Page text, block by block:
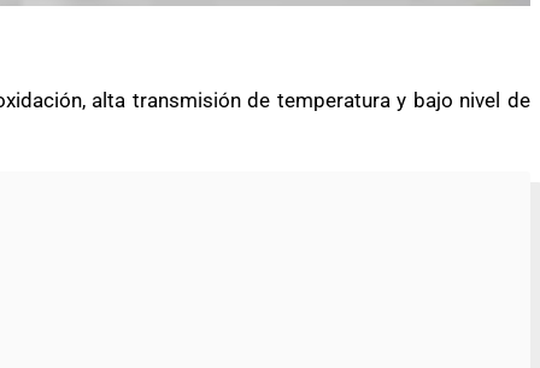
alta transmisión de temperatura y bajo nivel de